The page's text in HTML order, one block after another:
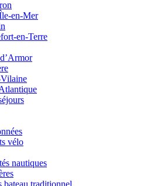
en-Mer
en-Terre
vélo
nautiques
bateau traditionnel